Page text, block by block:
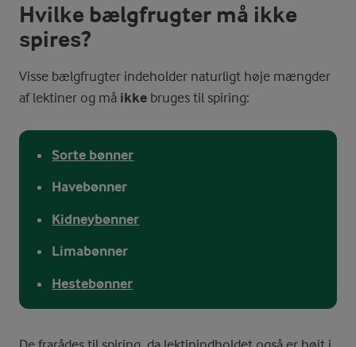
Hvilke bælgfrugter må ikke
spires?
Visse bælgfrugter indeholder naturligt høje mængder
af lektiner og må ikke bruges til spiring:
Sorte bønner
Havebønner
Kidneybønner
Limabønner
Hestebønner